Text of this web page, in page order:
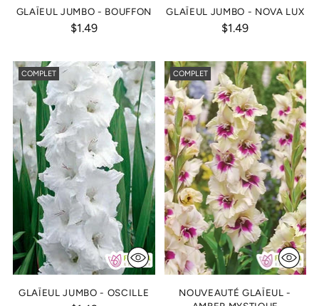
GLAÏEUL JUMBO - BOUFFON
$1.49
GLAÏEUL JUMBO - NOVA LUX
$1.49
COMPLET
GLAÏEUL JUMBO - OSCILLE
COMPLET
NOUVEAUTÉ GLAÏEUL -